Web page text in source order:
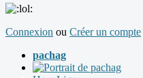
Connexion ou Créer un compte
pachag